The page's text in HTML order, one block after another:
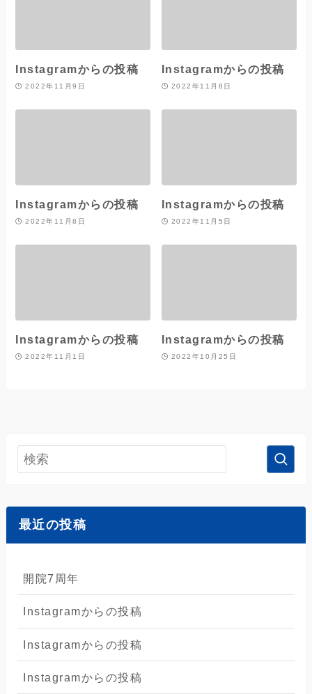
Instagramからの投稿
2022年11月9日
Instagramからの投稿
2022年11月8日
Instagramからの投稿
2022年11月8日
Instagramからの投稿
2022年11月5日
Instagramからの投稿
2022年11月1日
Instagramからの投稿
2022年10月25日
最近の投稿
開院7周年
Instagramからの投稿
Instagramからの投稿
Instagramからの投稿